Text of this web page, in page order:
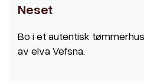
Neset
Bo i et autentisk
av elva Vefsna.